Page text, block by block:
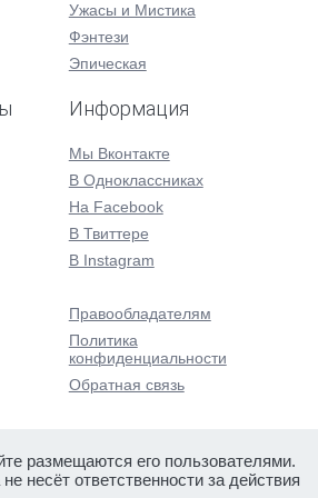
Ужасы и Мистика
Фэнтези
Эпическая
Информация
Мы Вконтакте
В Одноклассниках
На Facebook
В Твиттере
В Instagram
Правообладателям
Политика
конфиденциальности
Обратная связь
размещаются его пользователями.
несёт ответственности за действия